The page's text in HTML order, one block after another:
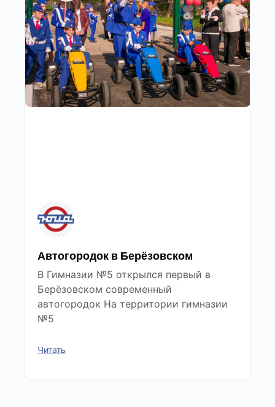
Автогородок в Берёзовском
В Гимназии №5 открылся первый в
Берёзовском современный
автогородок На территории гимназии
№5
Читать